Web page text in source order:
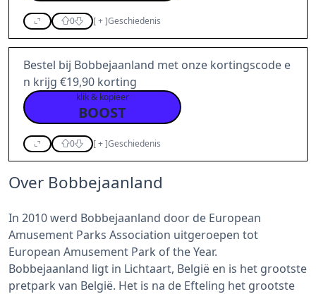
0 [+]Geschiedenis
Bestel bij Bobbejaanland met onze kortingscode e
n krijg €19,90 korting
klik & kopieer
BOOST
0 [+]Geschiedenis
Over Bobbejaanland
In 2010 werd Bobbejaanland door de European
Amusement Parks Association uitgeroepen tot
European Amusement Park of the Year.
Bobbejaanland ligt in Lichtaart, België en is het grootste
pretpark van België. Het is na de Efteling het grootste